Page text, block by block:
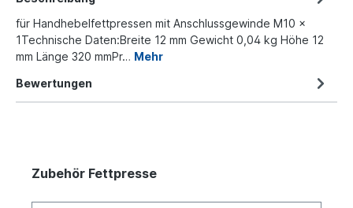
für Handhebelfettpressen mit Anschlussgewinde M10 x
1Technische Daten:Breite 12 mm Gewicht 0,04 kg Höhe 12
mm Länge 320 mmPr… Mehr
Bewertungen
Zubehör Fettpresse